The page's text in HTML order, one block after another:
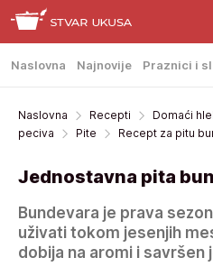
Naslovna Najnovije Praznici i
Naslovna Recepti
Domaći
peciva
Pite Recept za pitu
Jednostavna pita
Bundevara je prava
uživati tokom jesenjih
dobija na aromi i savršen